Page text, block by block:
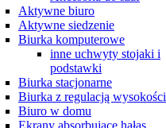
Aktywne biuro
Aktywne siedzenie
Biurka komputerowe
inne uchwyty stojaki i
podstawki
Biurka stacjonarne
Biurka z regulacją wysokości
Biuro w domu
Ekrany absorbujące hałas